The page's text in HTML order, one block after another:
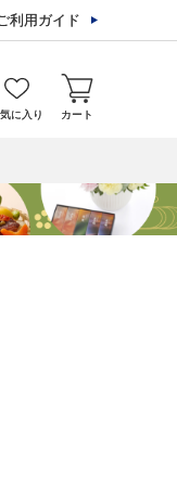
利用ガイド
に入り カート